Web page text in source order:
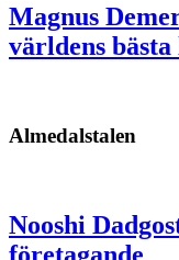
Magnus
världens
Almedalstalen
Nooshi
företagande